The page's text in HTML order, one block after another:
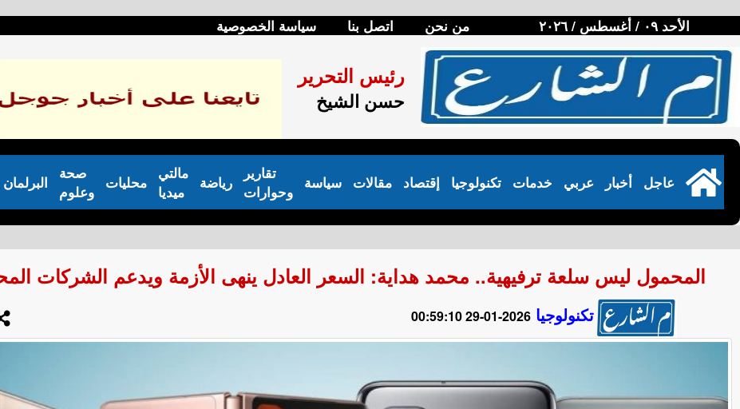
الأحد ٠٩ / أغسطس / ٢٠٢٦ من نحن اتصل بنا سياسة الخصوصية
رئيس التحرير
حسن الشيخ
البرلمان
صحة
وعلوم
محليات
مالتي
ميديا
رياضة
تقارير
وحوارات
سياسة مقالات إقتصاد تكنولوجيا خدمات عربي أخبار عاجل
المحمول ليس سلعة ترفيهية.. محمد هداية: السعر العادل ينهى الأزمة ويدعم الشركات
تكنولوجيا 2026-01-29 00:59:10